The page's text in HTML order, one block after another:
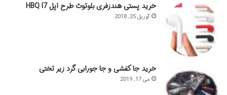
خرید پستی هندزفری بلوتوث طرح اپل HBQ I7
آوریل 25, 2018
خرید جا کفشی و جا جورابی گرد زیر تختی
می 17, 2019